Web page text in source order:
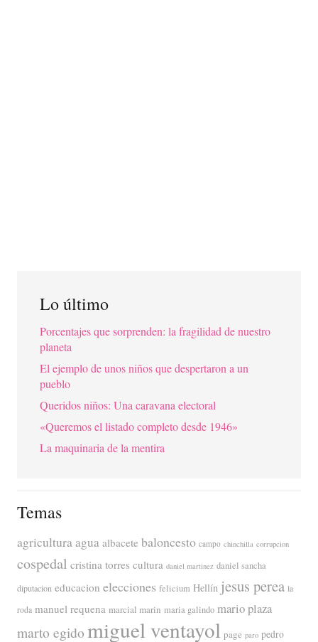
Lo último
Porcentajes que sorprenden: la fragilidad de nuestro
planeta
El ejemplo de unos niños que despertaron a un
pueblo
Queridos niños: Una caravana electoral
«Queremos el listado completo desde 1946»
La maquinaria de la mentira
Temas
agriculturaagua albacete baloncesto campo chinchilla corrupcion
cospedal cristina torres cultura daniel martinez daniel sancha
diputacion educacion elecciones felicium Hellín jesus perea la
roda manuel requena marcial marin maria galindo mario plaza
marto egidomiguel ventayol page paro pedro